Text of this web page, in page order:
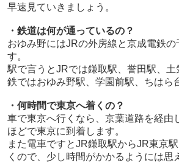
早速見ていきましょう。
・鉄道は何が通っているの？
おゆみ野にはJRの外房線と京成電鉄の
す。
駅で言うとJRでは鎌取駅、誉田駅、
鉄ではおゆみ野駅、学園前駅、ちはら
・何時間で東京へ着くの？
車で東京へ行くなら、京葉道路を経由
ほどで東京に到着します。
また電車ですとJR鎌取駅からJR東京
くので、少し時間がかかるようには思